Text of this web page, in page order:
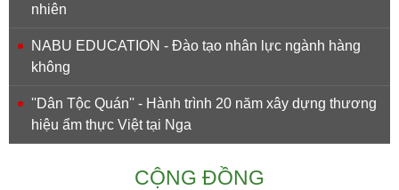
nhiên
NABU EDUCATION - Đào tạo nhân lực ngành hàng
không
''Dân Tộc Quán'' - Hành trình 20 năm xây dựng thương
hiệu ẩm thực Việt tại Nga
CỘNG ĐỒNG